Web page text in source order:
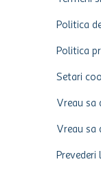
Politica
Politica
Setari
Vreau sa
Vreau sa
Prevederi